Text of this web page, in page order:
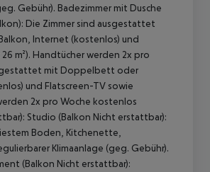
Gebühr). Badezimmer mit Dusche
Die Zimmer sind ausgestattet
Internet (kostenlos) und
m²). Handtücher werden 2x pro
mit Doppelbett oder
und Flatscreen-TV sowie
2x pro Woche kostenlos
Studio (Balkon Nicht erstattbar):
Boden, Kitchenette,
Klimaanlage (geg. Gebühr).
(Balkon Nicht erstattbar):